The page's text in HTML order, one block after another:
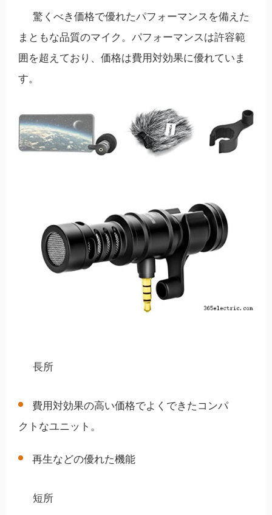
驚くべき価格で優れたパフォーマンスを備えた
まともな品質のマイク。パフォーマンスは許容範
囲を超えており、価格は費用対効果に優れていま
す。
長所
費用対効果の高い価格でよくできたコンパ
クトなユニット。
再生などの優れた機能
短所